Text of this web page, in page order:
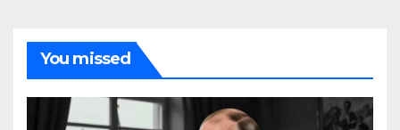
You missed